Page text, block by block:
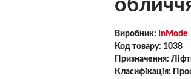
Виробник: InMode
Код товару: 1038
Призначення:
Класифікація: